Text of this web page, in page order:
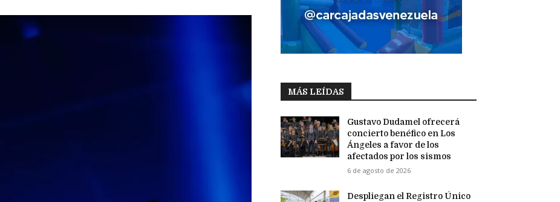
MÁS LEÍDAS
Gustavo Dudamel ofrecerá
concierto benéfico en Los
Ángeles a favor de los
afectados por los sismos
6 de agosto de 2026
Despliegan el Registro Único